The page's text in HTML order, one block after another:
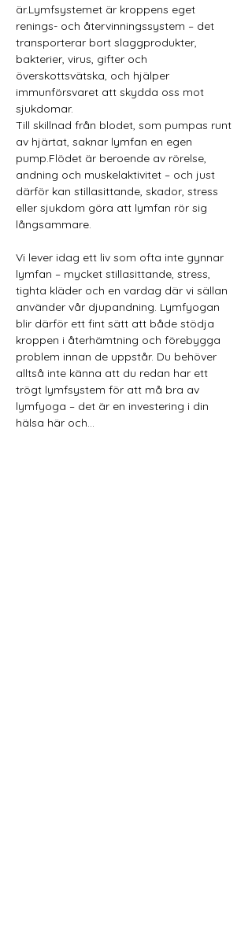
är.Lymfsystemet är kroppens eget
renings- och återvinningssystem – det
transporterar bort slaggprodukter,
bakterier, virus, gifter och
överskottsvätska, och hjälper
immunförsvaret att skydda oss mot
sjukdomar.
Till skillnad från blodet, som pumpas runt
av hjärtat, saknar lymfan en egen
pump.Flödet är beroende av rörelse,
andning och muskelaktivitet – och just
därför kan stillasittande, skador, stress
eller sjukdom göra att lymfan rör sig
långsammare.
Vi lever idag ett liv som ofta inte gynnar
lymfan – mycket stillasittande, stress,
tighta kläder och en vardag där vi sällan
använder vår djupandning. Lymfyogan
blir därför ett fint sätt att både stödja
kroppen i återhämtning och förebygga
problem innan de uppstår. Du behöver
alltså inte känna att du redan har ett
trögt lymfsystem för att må bra av
lymfyoga – det är en investering i din
hälsa här och…